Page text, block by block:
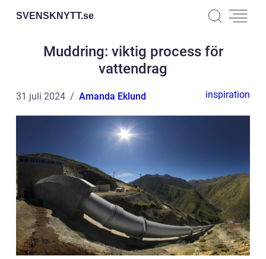
SVENSKNYTT.se
Muddring: viktig process för
vattendrag
31 juli 2024 Amanda Eklund inspiration